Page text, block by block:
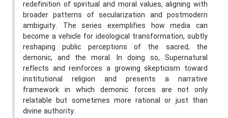
redefinition of spiritual and moral values, aligning with
broader patterns of secularization and postmodern
ambiguity. The series exemplifies how media can
become a vehicle for ideological transformation, subtly
reshaping public perceptions of the sacred, the
demonic, and the moral. In doing so, Supernatural
reflects and reinforces a growing skepticism toward
institutional religion and presents a narrative
framework in which demonic forces are not only
relatable but sometimes more rational or just than
divine authority.